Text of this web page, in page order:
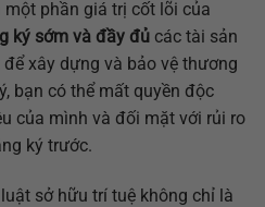
phần giá trị cốt lõi của
ký sớm và đầy đủcác tài sản
xây dựng và bảo vệ thương
bạn có thể mất quyền độc
của mình và đối mặt với rủi ro
ký trước.
sở hữu trí tuệ không chỉ là